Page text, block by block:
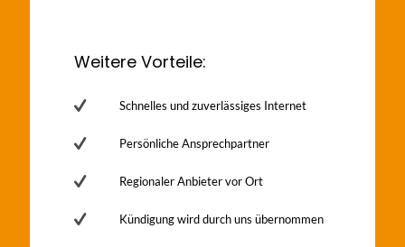
Weitere Vorteile:
Schnelles und zuverlässiges Internet
Persönliche Ansprechpartner
Regionaler Anbieter vor Ort
Kündigung wird durch uns übernommen